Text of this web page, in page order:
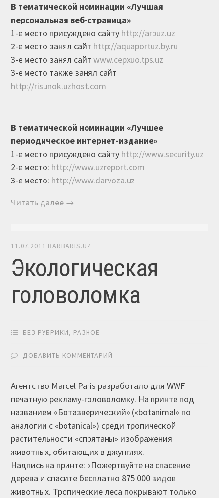
В тематической номинации «Лучшая
персональная веб-страница»
1-е место присуждено сайту http://arbuz.uz
2-е место занял сайт http://aquaportuz.by.ru
3-е место занял сайтwww.cepxuo.tps.uz
3-е место также занял сайт
http://risunok.uzhost.com
В тематической номинации «Лучшее
периодическое интернет-издание»
1-е место присуждено сайту http://www.security.uz
2-е место: http://www.uzreport.com
3-е место: http://www.darvoza.uz
Читать далее →
11.07.2011 BARBARIS.UZ
Экологическая
головоломка
БЕЗ РУБРИКИ, РАЗНОЕ
ДОБАВИТЬ КОММЕНТАРИЙ
Агентство Marcel Paris разработало для WWF
печатную рекламу-головоломку. На принте под
названием «Ботазверический» («botanimal» по
аналогии с «botanical») среди тропической
растительности «спрятаны» изображения
животных, обитающих в джунглях.
Надпись на принте: «Пожертвуйте на спасение
дерева и спасите бесплатно 875 000 видов
животных. Тропические леса покрывают только